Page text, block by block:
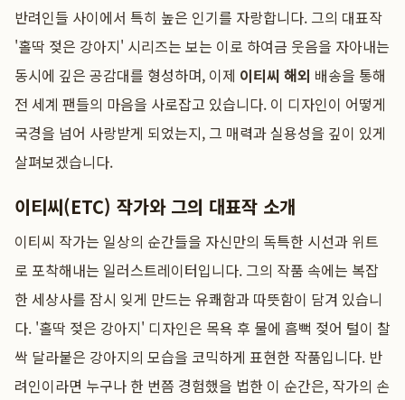
반려인들 사이에서 특히 높은 인기를 자랑합니다. 그의 대표작
'홀딱 젖은 강아지' 시리즈는 보는 이로 하여금 웃음을 자아내는
동시에 깊은 공감대를 형성하며, 이제 이티씨 해외 배송을 통해
전 세계 팬들의 마음을 사로잡고 있습니다. 이 디자인이 어떻게
국경을 넘어 사랑받게 되었는지, 그 매력과 실용성을 깊이 있게
살펴보겠습니다.
이티씨(ETC) 작가와 그의 대표작 소개
이티씨 작가는 일상의 순간들을 자신만의 독특한 시선과 위트
로 포착해내는 일러스트레이터입니다. 그의 작품 속에는 복잡
한 세상사를 잠시 잊게 만드는 유쾌함과 따뜻함이 담겨 있습니
다. '홀딱 젖은 강아지' 디자인은 목욕 후 물에 흠뻑 젖어 털이 찰
싹 달라붙은 강아지의 모습을 코믹하게 표현한 작품입니다. 반
려인이라면 누구나 한 번쯤 경험했을 법한 이 순간은, 작가의 손